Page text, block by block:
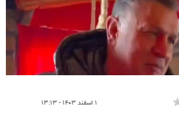
۱ اسفند ۱۴۰۳ - ۱۳:۱۳